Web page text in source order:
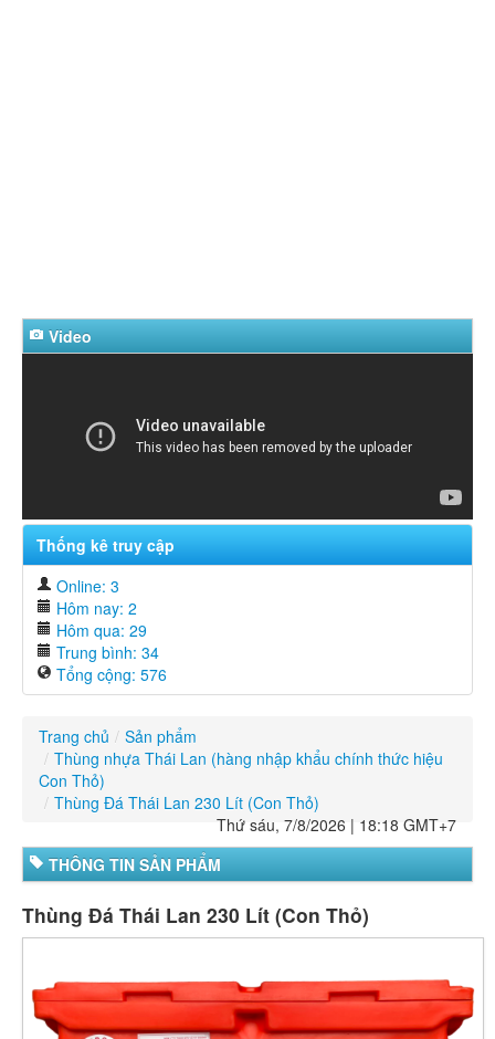
Video
Thống kê truy cập
Online: 3
Hôm nay: 2
Hôm qua: 29
Trung bình: 34
Tổng cộng: 576
Trang chủ / Sản phẩm
/ Thùng nhựa Thái Lan (hàng nhập khẩu chính thức hiệu
Con Thỏ)
/ Thùng Đá Thái Lan 230 Lít (Con Thỏ)
Thứ sáu, 7/8/2026 | 18:18 GMT+7
THÔNG TIN SẢN PHẨM
Thùng Đá Thái Lan 230 Lít (Con Thỏ)